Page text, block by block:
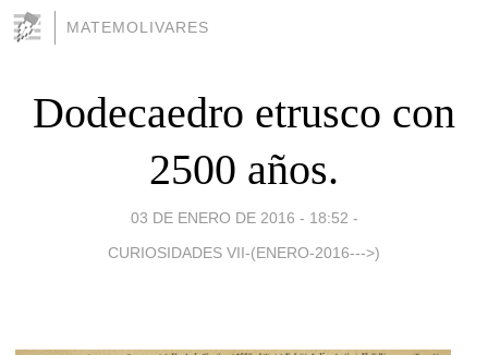
MATEMOLIVARES
Dodecaedro etrusco con
2500 años.
03 DE ENERO DE 2016 - 18:52 -
CURIOSIDADES VII-(ENERO-2016--->)